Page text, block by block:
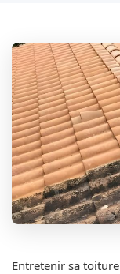
Entretenir sa